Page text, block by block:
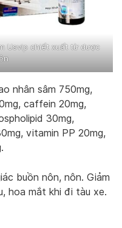
Usvip chiết xuất từ dược
nhân sâm 750mg,
caffein 20mg,
30mg,
vitamin PP 20mg,
buồn nôn, nôn. Giảm
hoa mắt khi đi tàu xe.